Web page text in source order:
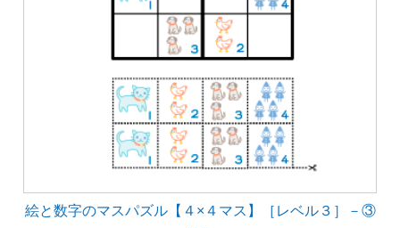
絵と数字のマスパズル【４×４マス】［レベル３］－③